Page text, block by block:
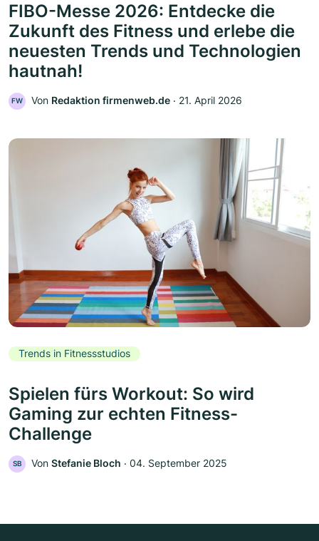
FIBO-Messe 2026: Entdecke die
Zukunft des Fitness und erlebe die
neuesten Trends und Technologien
hautnah!
FW Von Redaktion firmenweb.de ‧ 21. April 2026
Trends in Fitnessstudios
Spielen fürs Workout: So wird
Gaming zur echten Fitness-
Challenge
SB Von Stefanie Bloch ‧ 04. September 2025